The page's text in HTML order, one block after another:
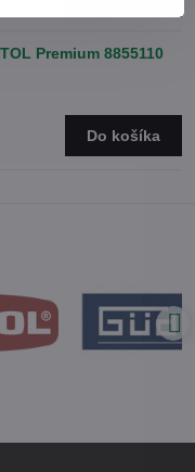
Premium 8855110
Do košíka